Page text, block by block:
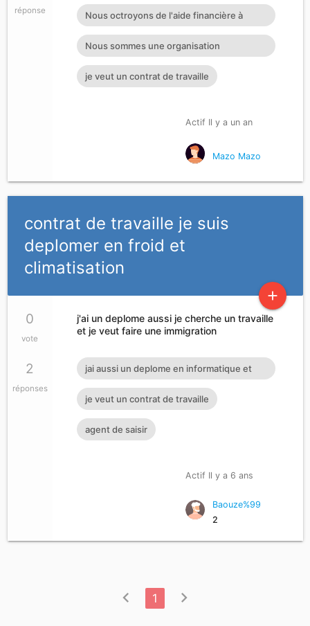
réponse
Nous octroyons de l'aide financière à
toutes personnes ayant dan
Nous sommes une organisation
dénommée GROUP SOCIAL. Nous accordo
je veut un contrat de travaille
Actif Il y a un an
Mazo Mazo
contrat de travaille je suis
deplomer en froid et
climatisation
add
0
vote
2
réponses
j'ai un deplome aussi je cherche un travaille
et je veut faire une immigration
jai aussi un deplome en informatique et
agent de saisir
je veut un contrat de travaille
agent de saisir
Actif Il y a 6 ans
Baouze%99
2
chevron_left 1 chevron_right